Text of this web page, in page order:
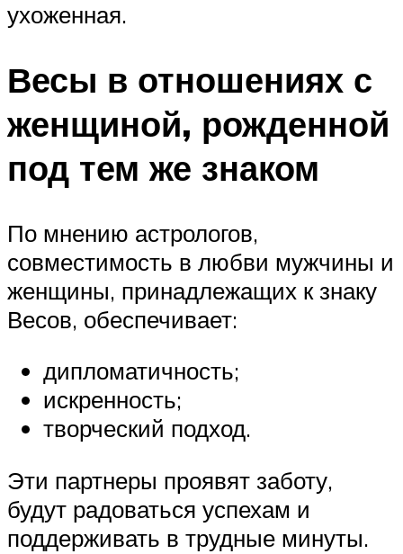
ухоженная.
Весы в отношениях с
женщиной, рожденной
под тем же знаком
По мнению астрологов,
совместимость в любви мужчины и
женщины, принадлежащих к знаку
Весов, обеспечивает:
дипломатичность;
искренность;
творческий подход.
Эти партнеры проявят заботу,
будут радоваться успехам и
поддерживать в трудные минуты.